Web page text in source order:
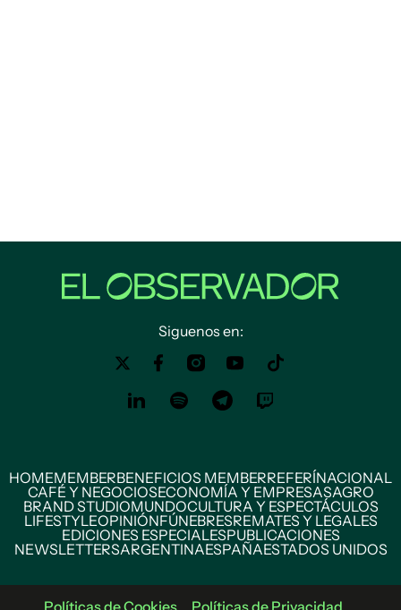
Siguenos en:
HOMEMEMBERBENEFICIOS MEMBERREFERÍNACIONAL
CAFÉ Y NEGOCIOSECONOMÍA Y EMPRESASAGRO
BRAND STUDIOMUNDOCULTURA Y ESPECTÁCULOS
LIFESTYLEOPINIÓNFÚNEBRESREMATES Y LEGALES
EDICIONES ESPECIALESPUBLICACIONES
NEWSLETTERSARGENTINAESPAÑAESTADOS UNIDOS
Políticas de Cookies Políticas de Privacidad